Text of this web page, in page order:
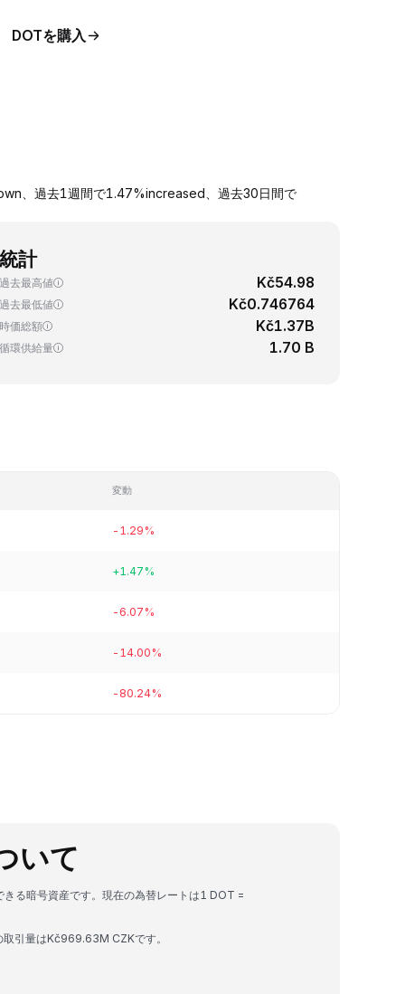
DOTを購入
、過去1週間で1.47%increased、過去30日間で
統計
過去最高値 Kč54.98
過去最低値 Kč0.746764
時価総額 Kč1.37B
循環供給量 1.70 B
変動
-1.29%
+1.47%
-6.07%
-14.00%
-80.24%
いて
る暗号資産です。現在の為替レートは1 DOT =
引量はKč969.63M CZKです。